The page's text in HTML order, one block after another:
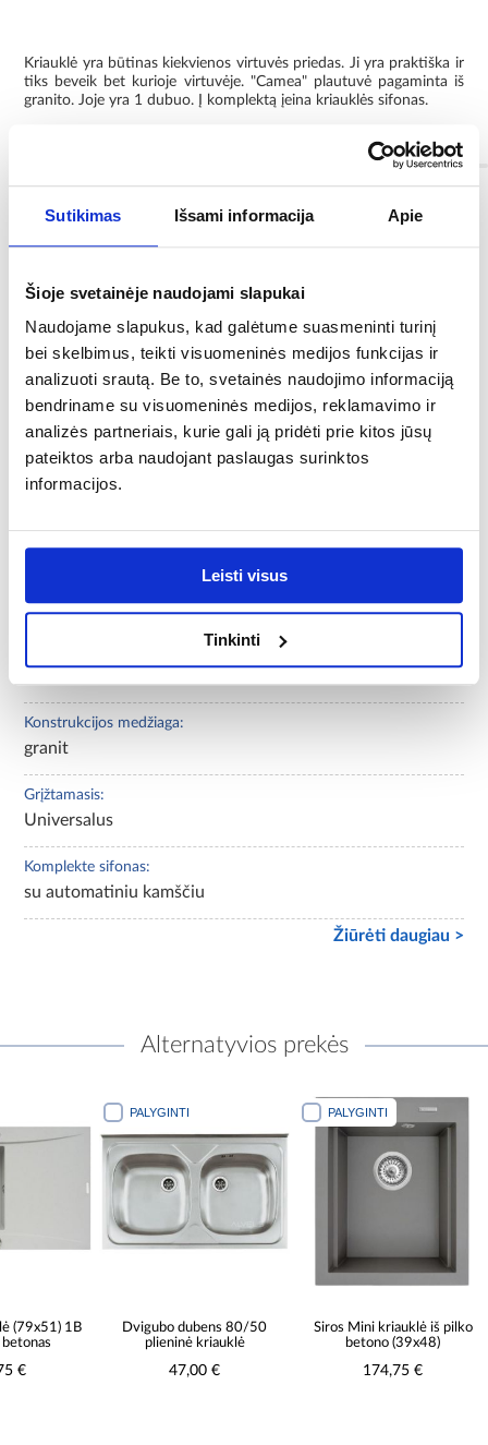
Sutikimas Išsami informacija Apie
Šioje svetainėje naudojami slapukai
Naudojame slapukus, kad galėtume suasmeninti turinį
bei skelbimus, teikti visuomeninės medijos funkcijas ir
analizuoti srautą. Be to, svetainės naudojimo informaciją
bendriname su visuomeninės medijos, reklamavimo ir
analizės partneriais, kurie gali ją pridėti prie kitos jūsų
pateiktos arba naudojant paslaugas surinktos
informacijos.
Leisti visus
Tinkinti
Kriauklė yra būtinas kiekvienos virtuvės priedas. Ji yra praktiška ir
tiks beveik bet kurioje virtuvėje. "Camea" plautuvė pagaminta iš
granito. Joje yra 1 dubuo. Į komplektą įeina kriauklės sifonas.
Spalva:
karbon
Kolekcija:
Paviršiaus spalva:
karbon
Skyrius / kanalizacija:
1 kamera
stačiakampė
50
Konstrukcijos medžiaga:
granit
Grįžtamasis:
Universalus
Komplekte sifonas:
su automatiniu kamščiu
Žiūrėti daugiau >
Alternatyvios prekės
(79x51) 1B
€
PALYGINTI
Dvigubo dubens 80/50
plieninė kriauklė
47,00 €
PALYGINTI
Siros Mini kriauklė iš pilko
betono (39x48)
174,75 €